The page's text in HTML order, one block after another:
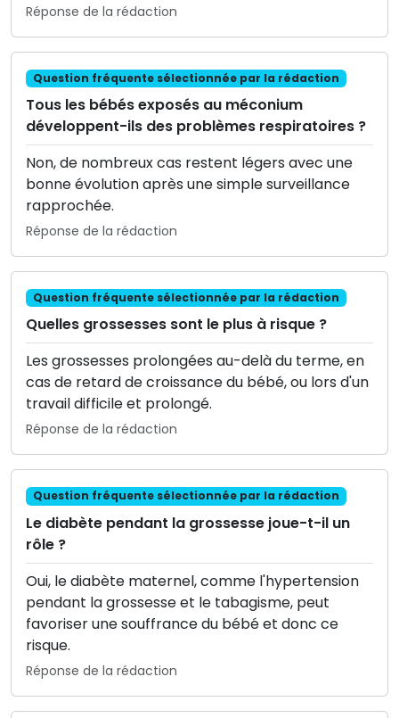
Réponse de la rédaction
Question fréquente sélectionnée par la rédaction
Tous les bébés exposés au méconium
développent-ils des problèmes respiratoires ?
Non, de nombreux cas restent légers avec une
bonne évolution après une simple surveillance
rapprochée.
Réponse de la rédaction
Question fréquente sélectionnée par la rédaction
Quelles grossesses sont le plus à risque ?
Les grossesses prolongées au-delà du terme, en
cas de retard de croissance du bébé, ou lors d'un
travail difficile et prolongé.
Réponse de la rédaction
Question fréquente sélectionnée par la rédaction
Le diabète pendant la grossesse joue-t-il un
rôle ?
Oui, le diabète maternel, comme l'hypertension
pendant la grossesse et le tabagisme, peut
favoriser une souffrance du bébé et donc ce
risque.
Réponse de la rédaction